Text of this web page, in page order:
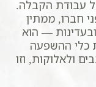
עבודת הקבלה.
חברו, ממתין
— הוא
כלי ההשפעה
ולאלוקות, וזו